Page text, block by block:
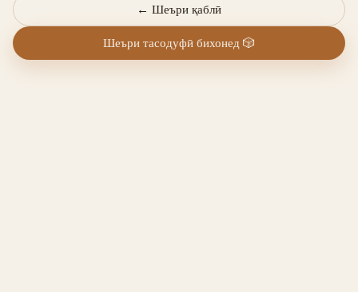
← Шеъри қаблӣ
Шеъри тасодуфӣ бихонед 🎲